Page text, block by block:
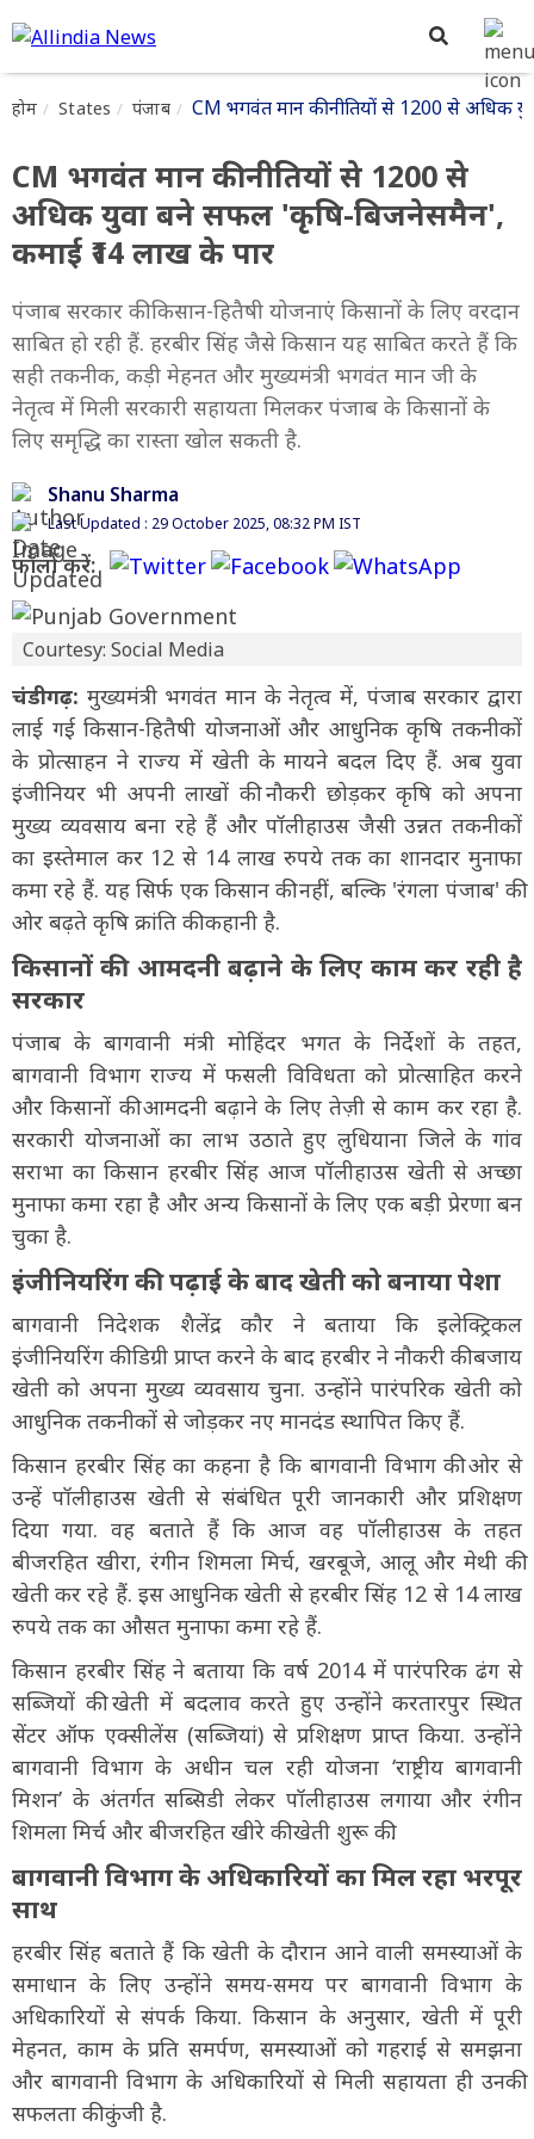
होम States पंजाब CM भगवंत मान की नीतियों से 1200 से अधिक
CM भगवंत मान की नीतियों से 1200 से
अधिक युवा बने सफल 'कृषि-बिजनेसमैन',
कमाई ₹14 लाख के पार
पंजाब सरकार की किसान-हितैषी योजनाएं किसानों के लिए वरदान
साबित हो रही हैं. हरबीर सिंह जैसे किसान यह साबित करते हैं कि
सही तकनीक, कड़ी मेहनत और मुख्यमंत्री भगवंत मान जी के
नेतृत्व में मिली सरकारी सहायता मिलकर पंजाब के किसानों के
लिए समृद्धि का रास्ता खोल सकती है.
Shanu Sharma
Last Updated : 29 October 2025, 08:32 PM IST
फॉलो करें:
Courtesy: Social Media
चंडीगढ़: मुख्यमंत्री भगवंत मान के नेतृत्व में, पंजाब सरकार द्वारा
लाई गई किसान-हितैषी योजनाओं और आधुनिक कृषि तकनीकों
के प्रोत्साहन ने राज्य में खेती के मायने बदल दिए हैं. अब युवा
इंजीनियर भी अपनी लाखों की नौकरी छोड़कर कृषि को अपना
मुख्य व्यवसाय बना रहे हैं और पॉलीहाउस जैसी उन्नत तकनीकों
का इस्तेमाल कर 12 से 14 लाख रुपये तक का शानदार मुनाफा
कमा रहे हैं. यह सिर्फ एक किसान की नहीं, बल्कि 'रंगला पंजाब' की
ओर बढ़ते कृषि क्रांति की कहानी है.
किसानों की आमदनी बढ़ाने के लिए काम कर रही है
सरकार
पंजाब के बागवानी मंत्री मोहिंदर भगत के निर्देशों के तहत,
बागवानी विभाग राज्य में फसली विविधता को प्रोत्साहित करने
और किसानों की आमदनी बढ़ाने के लिए तेज़ी से काम कर रहा है.
सरकारी योजनाओं का लाभ उठाते हुए लुधियाना जिले के गांव
सराभा का किसान हरबीर सिंह आज पॉलीहाउस खेती से अच्छा
मुनाफा कमा रहा है और अन्य किसानों के लिए एक बड़ी प्रेरणा बन
चुका है.
इंजीनियरिंग की पढ़ाई के बाद खेती को बनाया पेशा
बागवानी निदेशक शैलेंद्र कौर ने बताया कि इलेक्ट्रिकल
इंजीनियरिंग की डिग्री प्राप्त करने के बाद हरबीर ने नौकरी की बजाय
खेती को अपना मुख्य व्यवसाय चुना. उन्होंने पारंपरिक खेती को
आधुनिक तकनीकों से जोड़कर नए मानदंड स्थापित किए हैं.
किसान हरबीर सिंह का कहना है कि बागवानी विभाग की ओर से
उन्हें पॉलीहाउस खेती से संबंधित पूरी जानकारी और प्रशिक्षण
दिया गया. वह बताते हैं कि आज वह पॉलीहाउस के तहत
बीजरहित खीरा, रंगीन शिमला मिर्च, खरबूजे, आलू और मेथी की
खेती कर रहे हैं. इस आधुनिक खेती से हरबीर सिंह 12 से 14 लाख
रुपये तक का औसत मुनाफा कमा रहे हैं.
किसान हरबीर सिंह ने बताया कि वर्ष 2014 में पारंपरिक ढंग से
सब्जियों की खेती में बदलाव करते हुए उन्होंने करतारपुर स्थित
सेंटर ऑफ एक्सीलेंस (सब्जियां) से प्रशिक्षण प्राप्त किया. उन्होंने
बागवानी विभाग के अधीन चल रही योजना ‘राष्ट्रीय बागवानी
मिशन’ के अंतर्गत सब्सिडी लेकर पॉलीहाउस लगाया और रंगीन
शिमला मिर्च और बीजरहित खीरे की खेती शुरू की.
बागवानी विभाग के अधिकारियों का मिल रहा भरपूर
साथ
हरबीर सिंह बताते हैं कि खेती के दौरान आने वाली समस्याओं के
समाधान के लिए उन्होंने समय-समय पर बागवानी विभाग के
अधिकारियों से संपर्क किया. किसान के अनुसार, खेती में पूरी
मेहनत, काम के प्रति समर्पण, समस्याओं को गहराई से समझना
और बागवानी विभाग के अधिकारियों से मिली सहायता ही उनकी
सफलता की कुंजी है.